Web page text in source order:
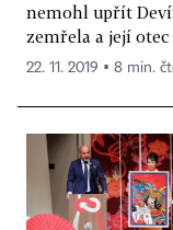
nemohl upřít
zemřela a její
22. 11. 2019 ▪ 8 min.